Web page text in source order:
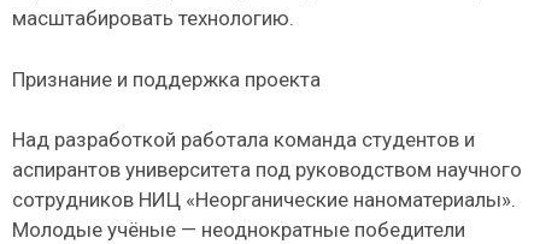
масштабировать технологию.
Признание и поддержка проекта
Над разработкой работала команда студентов и
аспирантов университета под руководством научного
сотрудников НИЦ «Неорганические наноматериалы».
Молодые учёные — неоднократные победители